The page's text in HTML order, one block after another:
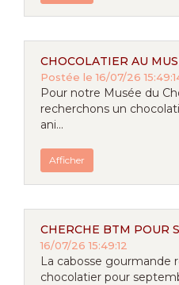
CHOCOLATIER AU
Postée le 16/07/26
Pour notre Musée du
recherchons un
ani...
Afficher
CHERCHE BTM POUR
16/07/26 15:49:12
La cabosse gourmande
chocolatier pour